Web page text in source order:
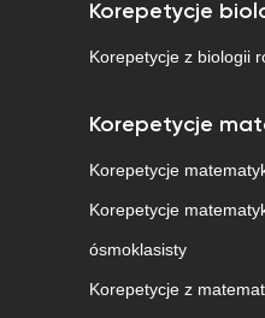
Korepetycje
Korepetycje z biologii
Korepetycje
Korepetycje
Korepetycje
ósmoklasisty
Korepetycje z